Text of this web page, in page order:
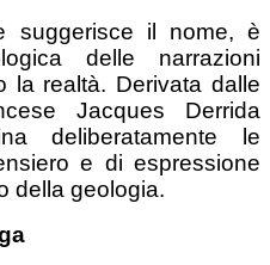
suggerisce il nome, è
delle narrazioni
la realtà. Derivata dalle
Jacques Derrida
deliberatamente le
e di espressione
della geologia.